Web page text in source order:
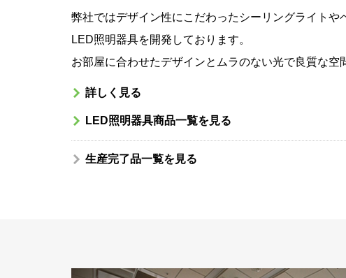
弊社ではデザイン性にこだわったシーリングライトや
LED照明器具を開発しております。
お部屋に合わせたデザインとムラのない光で良質な空
詳しく見る
LED照明器具商品一覧を見る
生産完了品一覧を見る